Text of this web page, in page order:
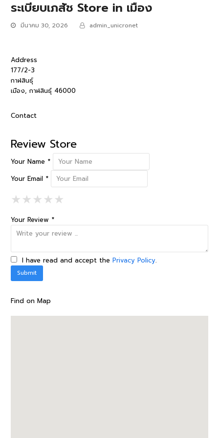
ระเบียบเภสัช Store in เมือง
มีนาคม 30, 2026 admin_unicronet
Address
177/2-3
กาฬสินธุ์
เมือง, กาฬสินธุ์ 46000
Contact
Review Store
Your Name *
Your Email *
★1 Star
★★2 Stars
★★★3 Stars
★★★★4 Stars
★★★★★5 Stars
Your Review *
I have read and accept thePrivacy Policy.
Find on Map